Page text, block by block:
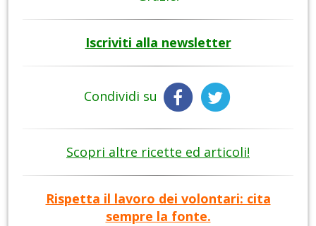
Iscriviti alla newsletter
Condividi su
Scopri altre ricette ed articoli!
Rispetta il lavoro dei volontari: cita
sempre la fonte.